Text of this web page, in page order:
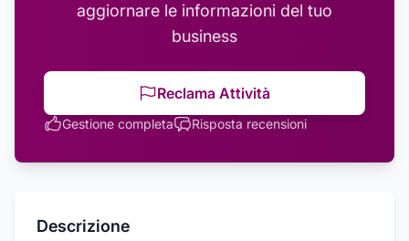
aggiornare le informazioni del tuo
business
Reclama Attività
Gestione completa Risposta recensioni
Descrizione